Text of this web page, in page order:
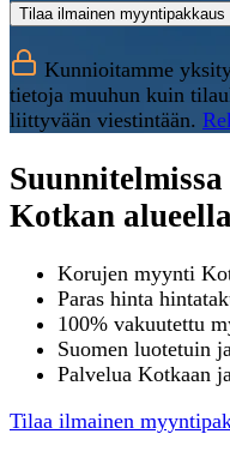
Tilaa ilmainen myyntipakkaus
Kunnioitamme
tietoja muuhun kuin
liittyvään viestintään.
Kotkan
Korujen myynti
Paras hinta
100% vakuutettu
Suomen luotetuin
Palvelua Kotkaan
Tilaa ilmainen